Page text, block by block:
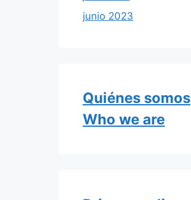
junio 2023
Quiénes somos
Who we are